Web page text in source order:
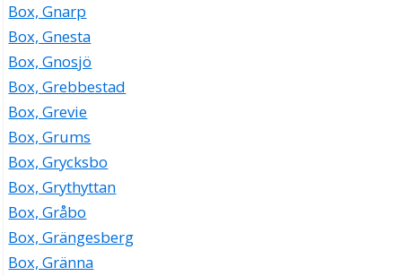
Box, Gnarp
Box, Gnesta
Box, Gnosjö
Box, Grebbestad
Box, Grevie
Box, Grums
Box, Grycksbo
Box, Grythyttan
Box, Gråbo
Box, Grängesberg
Box, Gränna